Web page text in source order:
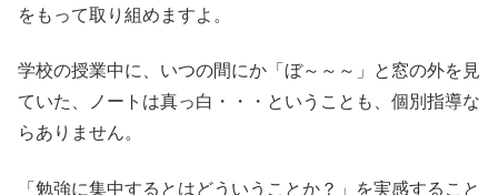
をもって取り組めますよ。
学校の授業中に、いつの間にか「ぼ～～～」と窓の外を見
ていた、ノートは真っ白・・・ということも、個別指導な
らありません。
「勉強に集中するとはどういうことか？」を実感すること